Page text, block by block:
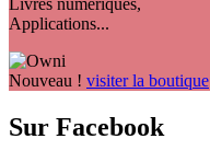
Applications...
Nouveau ! visiter la boutique
Sur Facebook